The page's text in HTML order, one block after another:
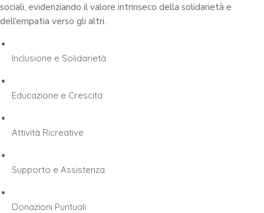
sociali, evidenziando il valore intrinseco della solidarietà e
dell’empatia verso gli altri.
Inclusione e Solidarietà
Educazione e Crescita
Attività Ricreative
Supporto e Assistenza
Donazioni Puntuali